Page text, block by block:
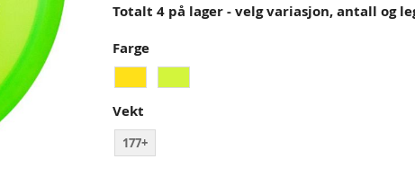
Totalt 4 på lager - velg variasjon, antall og
Farge
Vekt
177+